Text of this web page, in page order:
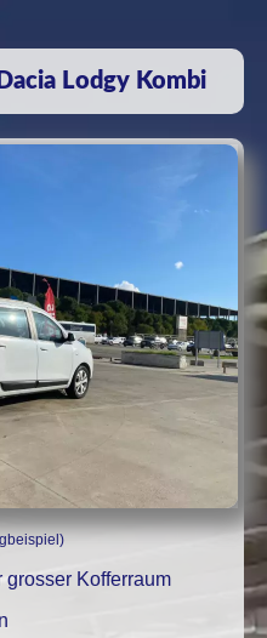
Lodgy Kombi
grosser Kofferraum